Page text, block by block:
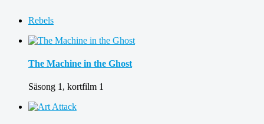
Rebels
The Machine in the Ghost
Säsong 1, kortfilm 1